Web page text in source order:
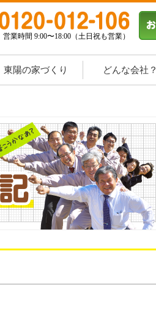
営業時間 9:00〜18:00（土日祝も営業）
東陽の家づくり どんな会社？